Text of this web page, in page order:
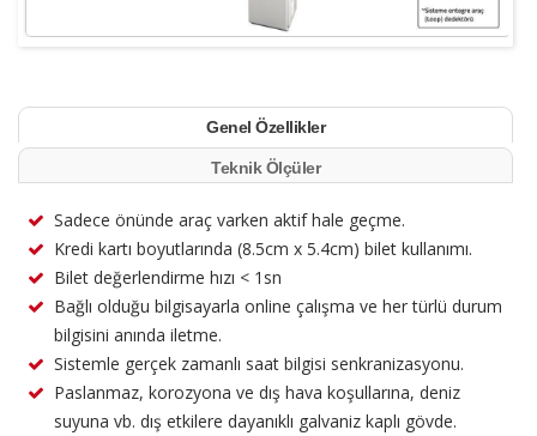
Genel Özellikler
Teknik Ölçüler
Sadece önünde araç varken aktif hale geçme.
Kredi kartı boyutlarında (8.5cm x 5.4cm) bilet kullanımı.
Bilet değerlendirme hızı < 1sn
Bağlı olduğu bilgisayarla online çalışma ve her türlü durum
bilgisini anında iletme.
Sistemle gerçek zamanlı saat bilgisi senkranizasyonu.
Paslanmaz, korozyona ve dış hava koşullarına, deniz
suyuna vb. dış etkilere dayanıklı galvaniz kaplı gövde.